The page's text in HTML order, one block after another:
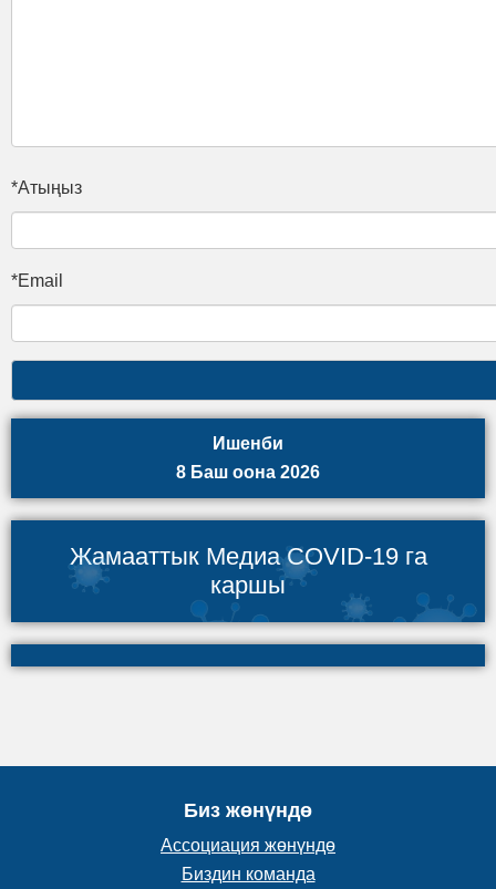
*Атыңыз
*Email
Ишенби
8 Баш оона 2026
Жамааттык Медиа COVID-19 га
каршы
Биз жөнүндө
Ассоциация жөнүндө
Биздин команда